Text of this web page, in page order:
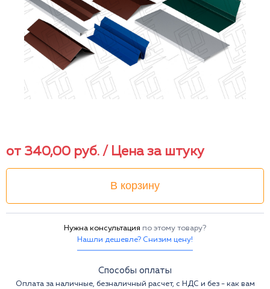
от 340,00 руб. / Цена за штуку
В корзину
Нужна консультация по этому товару?
Нашли дешевле? Снизим цену!
Способы оплаты
Оплата за наличные, безналичный расчет, с НДС и без - как вам